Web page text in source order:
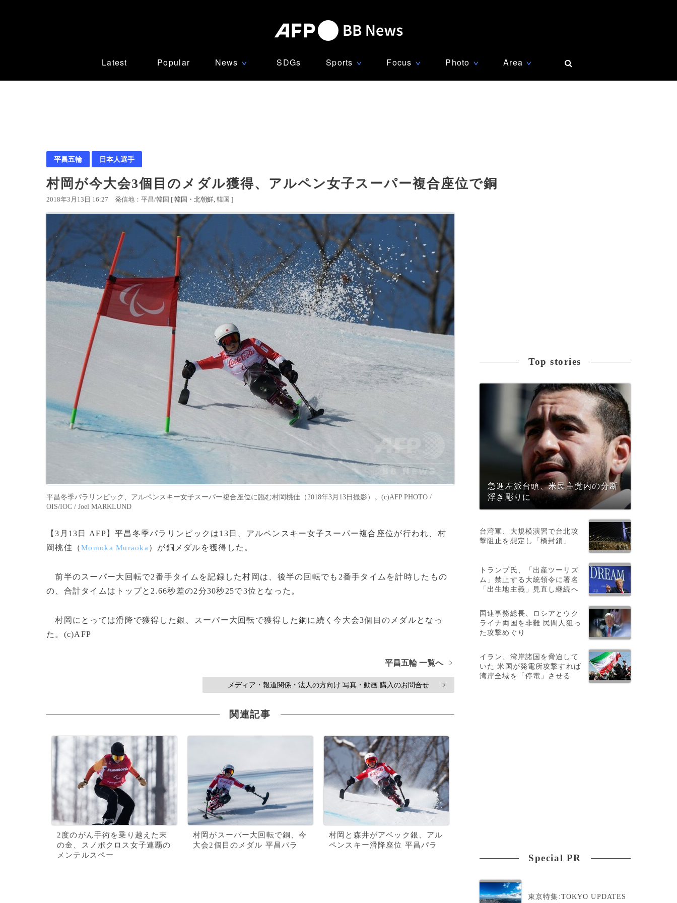
Latest Popular News ∨ SDGs Sports ∨ Focus ∨ Photo ∨ Area ∨
平昌五輪 日本人選手
村岡が今大会3個目のメダル獲得、アルペン女子スーパー複合座位で銅
2018年3月13日 16:27 発信地：平昌/韓国 [ 韓国・北朝鮮 韓国 ]
平昌冬季パラリンピック、アルペンスキー女子スーパー複合座位に臨む村岡桃佳（2018年3月13日撮影）。(c)AFP PHOTO /
OIS/IOC / Joel MARKLUND
【3月13日 AFP】平昌冬季パラリンピックは13日、アルペンスキー女子スーパー複合座位が行われ、村
岡桃佳（Momoka Muraoka ）が銅メダルを獲得した。
前半のスーパー大回転で2番手タイムを記録した村岡は、後半の回転でも2番手タイムを計時したもの
の、合計タイムはトップと2.66秒差の2分30秒25で3位となった。
村岡にとっては滑降で獲得した銀、スーパー大回転で獲得した銅に続く今大会3個目のメダルとなっ
た。(c)AFP
平昌五輪 一覧へ >
メディア・報道関係・法人の方向け 写真・動画 購入のお問合せ >
関連記事
2度のがん手術を乗り越えた末
の金、スノボクロス女子連覇の
メンテルスペー
村岡がスーパー大回転で銅、今
大会2個目のメダル 平昌パラ
村岡と森井がアベック銀、アル
ペンスキー滑降座位 平昌パラ
Top stories
急進左派台頭、米民主党内の分断
浮き彫りに
台湾軍、大規模演習で台北攻
撃阻止を想定し「橋封鎖」
トランプ氏、「出産ツーリズ
ム」禁止する大統領令に署名
「出生地主義」見直し継続へ
国連事務総長、ロシアとウク
ライナ両国を非難 民間人狙っ
た攻撃めぐり
イラン、湾岸諸国を脅迫して
いた 米国が発電所攻撃すれば
湾岸全域を「停電」させる
Special PR
東京特集:TOKYO UPDATES